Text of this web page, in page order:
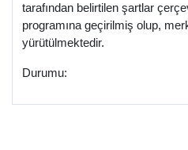
tarafından belirtilen şartlar
programına geçirilmiş olup,
yürütülmektedir.
Durumu: